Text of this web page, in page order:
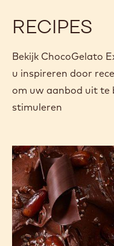
RECIPES
Bekijk ChocoGelato
u inspireren door
om uw aanbod uit te
stimuleren
La
Mia
Choco
Africa